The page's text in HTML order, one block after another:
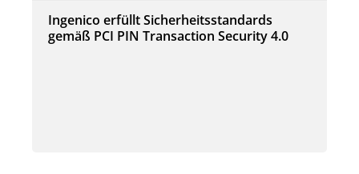
Ingenico erfüllt Sicherheitsstandards
gemäß PCI PIN Transaction Security 4.0